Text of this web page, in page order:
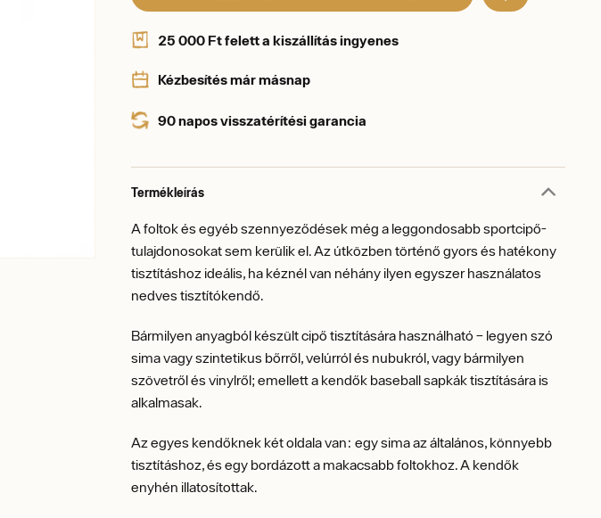
25 000 Ft felett a kiszállítás ingyenes
Kézbesítés már másnap
90 napos visszatérítési garancia
Termékleírás
A foltok és egyéb szennyeződések még a leggondosabb sportcipő-
tulajdonosokat sem kerülik el. Az útközben történő gyors és hatékony
tisztításhoz ideális, ha kéznél van néhány ilyen egyszer használatos
nedves tisztítókendő.
Bármilyen anyagból készült cipő tisztítására használható – legyen szó
sima vagy szintetikus bőrről, velúrról és nubukról, vagy bármilyen
szövetről és vinylről; emellett a kendők baseball sapkák tisztítására is
alkalmasak.
Az egyes kendőknek két oldala van: egy sima az általános, könnyebb
tisztításhoz, és egy bordázott a makacsabb foltokhoz. A kendők
enyhén illatosítottak.